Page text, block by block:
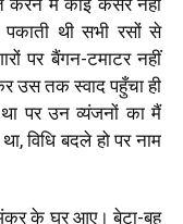
थी सभी रसों से
पर बैंगन-टमाटर नहीं
उस तक स्वाद पहुँचा ही
पर उन व्यंजनों का मैं
विधि बदले हो पर नाम
के घर आए। बेटा-बहू